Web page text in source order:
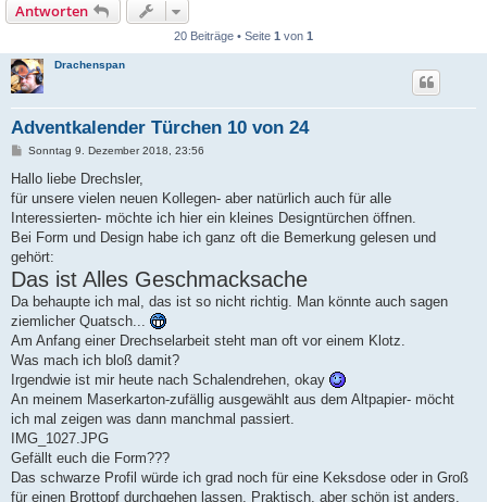
Antworten
20 Beiträge • Seite 1 von 1
Drachenspan
Adventkalender Türchen 10 von 24
B
i
r
a
Sonntag 9. Dezember 2018, 23:56
Hallo liebe Drechsler,
für unsere vielen neuen Kollegen- aber natürlich auch für alle
Interessierten- möchte ich hier ein kleines Designtürchen öffnen.
Bei Form und Design habe ich ganz oft die Bemerkung gelesen und
gehört:
Das ist Alles Geschmacksache
Da behaupte ich mal, das ist so nicht richtig. Man könnte auch sagen
ziemlicher Quatsch...
Am Anfang einer Drechselarbeit steht man oft vor einem Klotz.
Was mach ich bloß damit?
Irgendwie ist mir heute nach Schalendrehen, okay
An meinem Maserkarton-zufällig ausgewählt aus dem Altpapier- möcht
ich mal zeigen was dann manchmal passiert.
IMG_1027.JPG
Gefällt euch die Form???
Das schwarze Profil würde ich grad noch für eine Keksdose oder in Groß
für einen Brottopf durchgehen lassen. Praktisch, aber schön ist anders.